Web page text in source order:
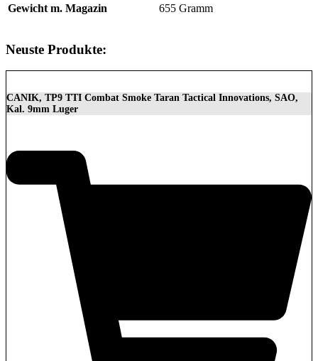
Gewicht m. Magazin 655 Gramm
Neuste Produkte:
CANIK, TP9 TTI Combat Smoke Taran Tactical Innovations, SAO,
Kal. 9mm Luger